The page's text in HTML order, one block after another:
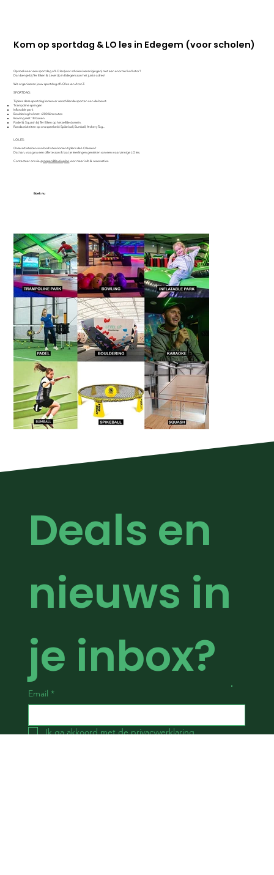
Kom op sportdag & LO les in Edegem (voor scholen)
Op zoek naar een sportdag of LO les (voor scholen/verenigingen) met een enorme fun factor?
Dan ben je bij Ter Eiken & Level Up in Edegem aan het juiste adres!
We organiseren jouw sportdag of LO les van A tot Z.
SPORTDAG:
Tijdens deze sportdag komen er verschillende sporten aan de beurt.
Trampoline springen
Inflatable park
Bouldering hal met +200 klimroutes
Bowling met 18 banen
Padel & Squash bij Ter Eiken op hetzelfde domein.
Randactiviteiten op ons speelveld: Spike ball, Bumball, Archery Tag...
LO LES:
Onze activiteiten aan bod laten komen tijdens de LO lessen?
Dat kan, vraag nu een offerte aan & laat je leerlingen genieten van een waanzinnige LO les.​
Contacteer ons viagroepen@levelup.bevoor meer info & reservaties.
Boek nu
Deals en
nieuws in
je inbox?
Email *
Ik ga akkoord met de privacyverklaring